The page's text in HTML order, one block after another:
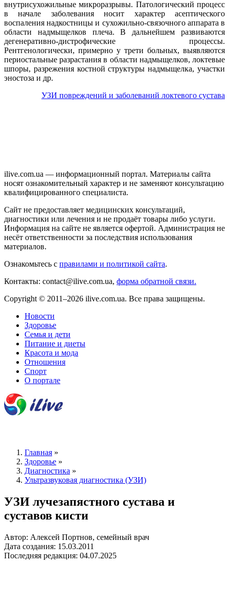
внутрисухожильные микроразрывы. Патологический процесс
в начале заболевания носит характер асептического
воспаления надкостницы и сухожильно-связочного аппарата в
области надмыщелков плеча. В дальнейшем развиваются
дегенеративно-дистрофические процессы.
Рентгенологически, примерно у трети больных, выявляются
периостальные разрастания в области надмыщелков, локтевые
шпоры, разрежения костной структуры надмыщелка, участки
эностоза и др.
УЗИ повреждений и заболеваний локтевого сустава
ilive.com.ua — информационный портал. Материалы сайта
носят ознакомительный характер и не заменяют консультацию
квалифицированного специалиста.
Сайт не предоставляет медицинских консультаций,
диагностики или лечения и не продаёт товары либо услуги.
Информация на сайте не является офертой. Администрация не
несёт ответственности за последствия использования
материалов.
Ознакомьтесь с правилами и политикой сайта.
Контакты: contact@ilive.com.ua, форма обратной связи.
Copyright © 2011–2026 ilive.com.ua. Все права защищены.
Новости
Здоровье
Семья и дети
Питание и диеты
Красота и мода
Отношения
Спорт
О портале
Главная »
Здоровье »
Диагностика »
Ультразвуковая диагностика (УЗИ)
УЗИ лучезапястного сустава и
суставов кисти
Автор: Алексей Портнов, семейный врач
Дата создания: 15.03.2011
Последняя редакция: 04.07.2025